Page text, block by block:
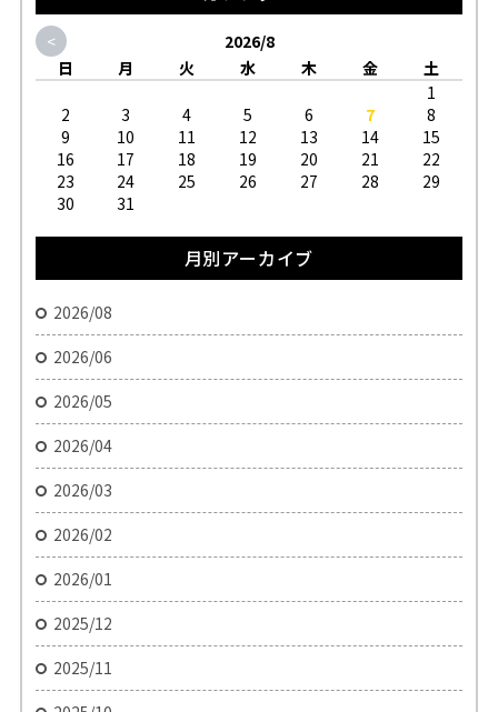
<
2026/8
日
月 火 水 木 金
土
1
2
3 4 5 6 7
8
9
10 11 12 13 14
15
16
17 18 19 20 21
22
23
24 25 26 27 28
29
30
31
月別アーカイブ
2026/08
2026/06
2026/05
2026/04
2026/03
2026/02
2026/01
2025/12
2025/11